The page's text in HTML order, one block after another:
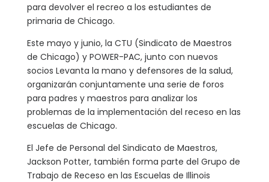
para devolver el recreo a los estudiantes de
primaria de Chicago.
Este mayo y junio, la CTU (Sindicato de Maestros
de Chicago) y POWER-PAC, junto con nuevos
socios Levanta la mano y defensores de la salud,
organizarán conjuntamente una serie de foros
para padres y maestros para analizar los
problemas de la implementación del receso en las
escuelas de Chicago.
El Jefe de Personal del Sindicato de Maestros,
Jackson Potter, también forma parte del Grupo de
Trabajo de Receso en las Escuelas de Illinois